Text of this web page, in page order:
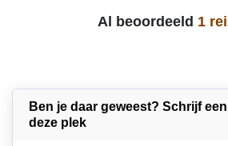
Al beoordeeld 1
Ben je daar geweest? Schrijf
deze plek